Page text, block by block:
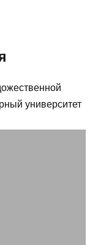
университет